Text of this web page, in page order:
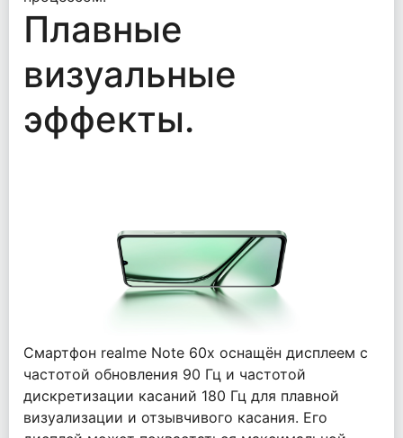
Плавные
визуальные
эффекты.
Смартфон realme Note 60x оснащён дисплеем с
частотой обновления 90 Гц и частотой
дискретизации касаний 180 Гц для плавной
визуализации и отзывчивого касания. Его